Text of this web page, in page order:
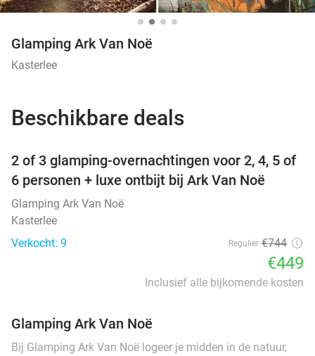
Glamping Ark Van Noë
Kasterlee
Beschikbare deals
2 of 3 glamping-overnachtingen voor 2, 4, 5 of
6 personen + luxe ontbijt bij Ark Van Noë
Glamping Ark Van Noë
Kasterlee
Verkocht: 9
Regulier €744
€449
Inclusief alle bijkomende kosten
Glamping Ark Van Noë
Bij Glamping Ark Van Noë logeer je midden in de natuur,